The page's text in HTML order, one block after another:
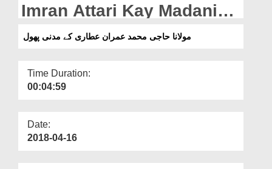
Imran Attari Kay Madani
Phool
مولانا حاجی محمد عمران عطاری کے مدنی پھول
Time Duration:
00:04:59
Date:
2018-04-16